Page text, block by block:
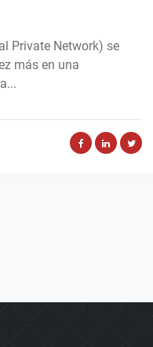
Private Network) se
más en una